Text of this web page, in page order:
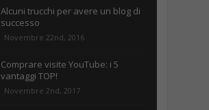
Alcuni trucchi per avere un blog di
successo
Novembre 22nd, 2016
Comprare visite YouTube: i 5
vantaggi TOP!
Novembre 2nd, 2017